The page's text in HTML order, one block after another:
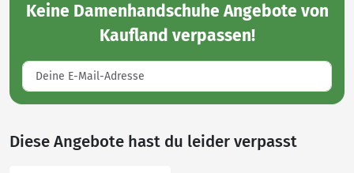
Keine Damenhandschuhe Angebote von
Kaufland verpassen!
Diese Angebote hast du leider verpasst